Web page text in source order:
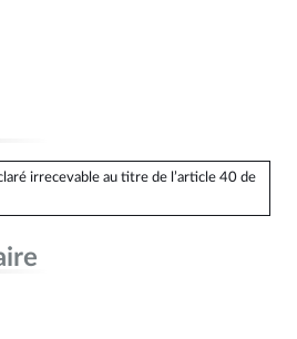
irrecevable au titre de l’article 40 de